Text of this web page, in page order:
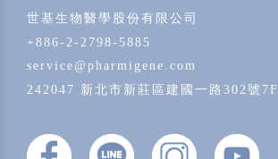
世基生物醫學股份有限公司
+886-2-2798-5885
service@pharmigene.com
242047 新北市新莊區建國一路302號7F